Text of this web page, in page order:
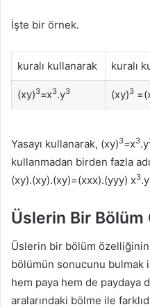
İşte bir örnek.
kuralı kullanarak kuralı
(xy)3=x3.y3 (xy)3
Yasayı kullanarak, (xy)3=x3.y
kullanmadan birden fazla
(xy).(xy).(xy)=(xxx).(yyy) x3.y
Üslerin Bir
Üslerin bir bölüm
bölümün sonucunu bulmak
hem paya hem de paydaya
aralarındaki bölme ile